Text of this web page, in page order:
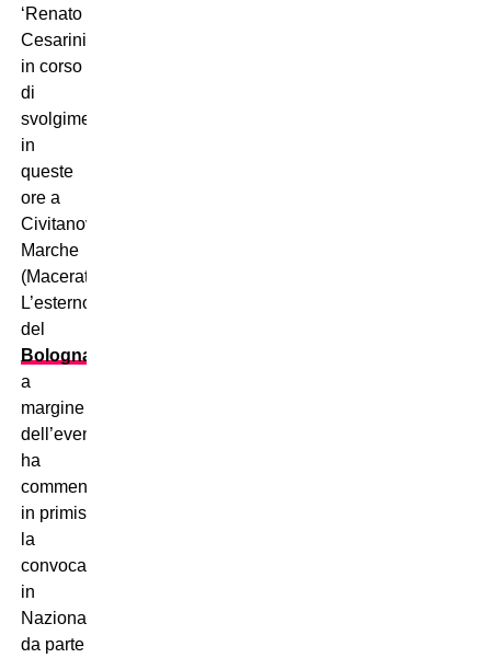
‘Renato
Cesarini’,
in corso
di
svolgimento
in
queste
ore a
Civitanova
Marche
(Macerata).
L’esterno
del
Bologna
a
margine
dell’evento
ha
commentato
in primis
la
convocazione
in
Nazionale
da parte